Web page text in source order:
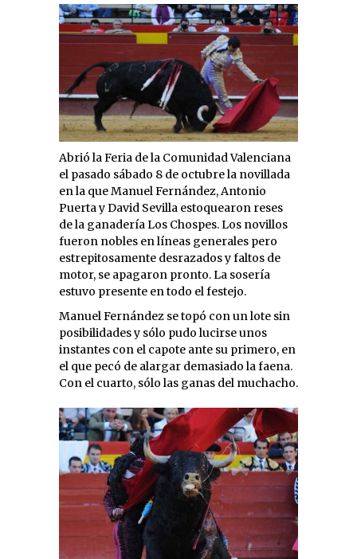
Abrió la Feria de la Comunidad Valenciana
el pasado sábado 8 de octubre la novillada
en la que Manuel Fernández, Antonio
Puerta y David Sevilla estoquearon reses
de la ganadería Los Chospes. Los novillos
fueron nobles en líneas generales pero
estrepitosamente desrazados y faltos de
motor, se apagaron pronto. La sosería
estuvo presente en todo el festejo.
Manuel Fernández se topó con un lote sin
posibilidades y sólo pudo lucirse unos
instantes con el capote ante su primero, en
el que pecó de alargar demasiado la faena.
Con el cuarto, sólo las ganas del muchacho.